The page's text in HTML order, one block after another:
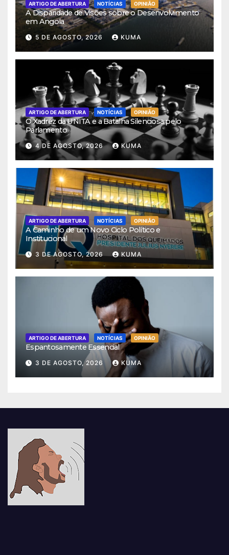
ARTIGO DE ABERTURA NOTÍCIAS OPINIÃO
A Disparidade de Visões sobre o Desenvolvimento
em Angola
5 DE AGOSTO, 2026 KUMA
ARTIGO DE ABERTURA NOTÍCIAS OPINIÃO
O Xadrez da UNITA e a Batalha Silenciosa pelo
Parlamento
4 DE AGOSTO, 2026 KUMA
ARTIGO DE ABERTURA NOTÍCIAS OPINIÃO
A Caminho de um Novo Ciclo Político e
Institucional
3 DE AGOSTO, 2026 KUMA
ARTIGO DE ABERTURA NOTÍCIAS OPINIÃO
Espantosamente Essencial
3 DE AGOSTO, 2026 KUMA